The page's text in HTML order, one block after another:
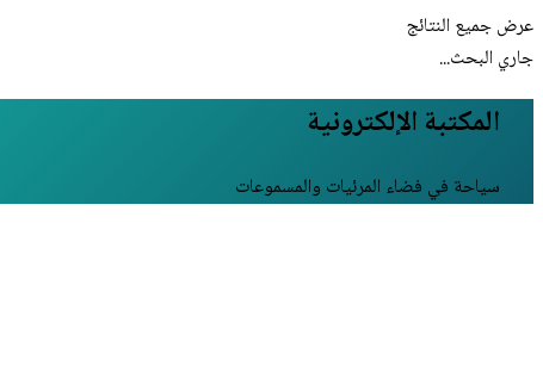
عرض جميع النتائج
جاري البحث...
المكتبة الإلكترونية
سياحة في فضاء المرئيات والمسموعات